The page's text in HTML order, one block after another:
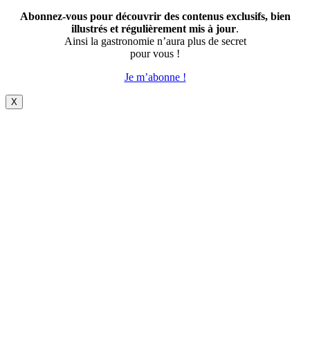
Abonnez-vous pour découvrir des contenus exclusifs, bien
illustrés et régulièrement mis à jour.
Ainsi la gastronomie n’aura plus de secret
pour vous !
Je m’abonne !
X